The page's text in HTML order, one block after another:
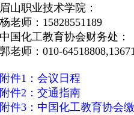
山职业技术学院：
老师： 15828551189
国化工教育协会财务处：
老师： 010-
件1：会议日程
件2：交通指南
件3：中国化工教育协会